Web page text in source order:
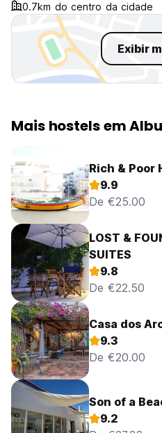
0.7km do centro da cidade
Exibir
Mais hostels em
Rich & Poor
9.9
De €25.00
LOST &
SUITES
9.8
De €22.50
Casa dos
9.3
De €20.00
Son of a
9.2